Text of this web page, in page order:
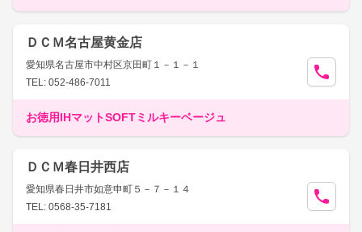
ＤＣＭ名古屋黄金店
愛知県名古屋市中村区京田町１－１－１
TEL: 052-486-7011
お徳用IHマットSOFTミルキーベージュ
ＤＣＭ春日井西店
愛知県春日井市如意申町５－７－１４
TEL: 0568-35-7181